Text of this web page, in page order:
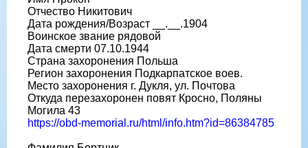
Отчество Никитович
Дата рождения/Возраст __.__.1904
Воинское звание рядовой
Дата смерти 07.10.1944
Страна захоронения Польша
Регион захоронения Подкарпатское воев.
Место захоронения г. Дукля, ул. Почтова
Откуда перезахоронен повят Кросно, Поляны
Могила 43
https://obd-memorial.ru/html/info.htm?id=86384785